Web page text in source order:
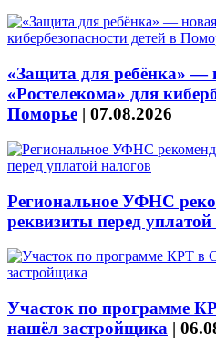
«Защита для ребёнка» —
«Ростелекома» для
Поморье | 07.08.2026
Региональное УФНС
реквизиты перед уплатой
Участок по программе
нашёл застройщика |